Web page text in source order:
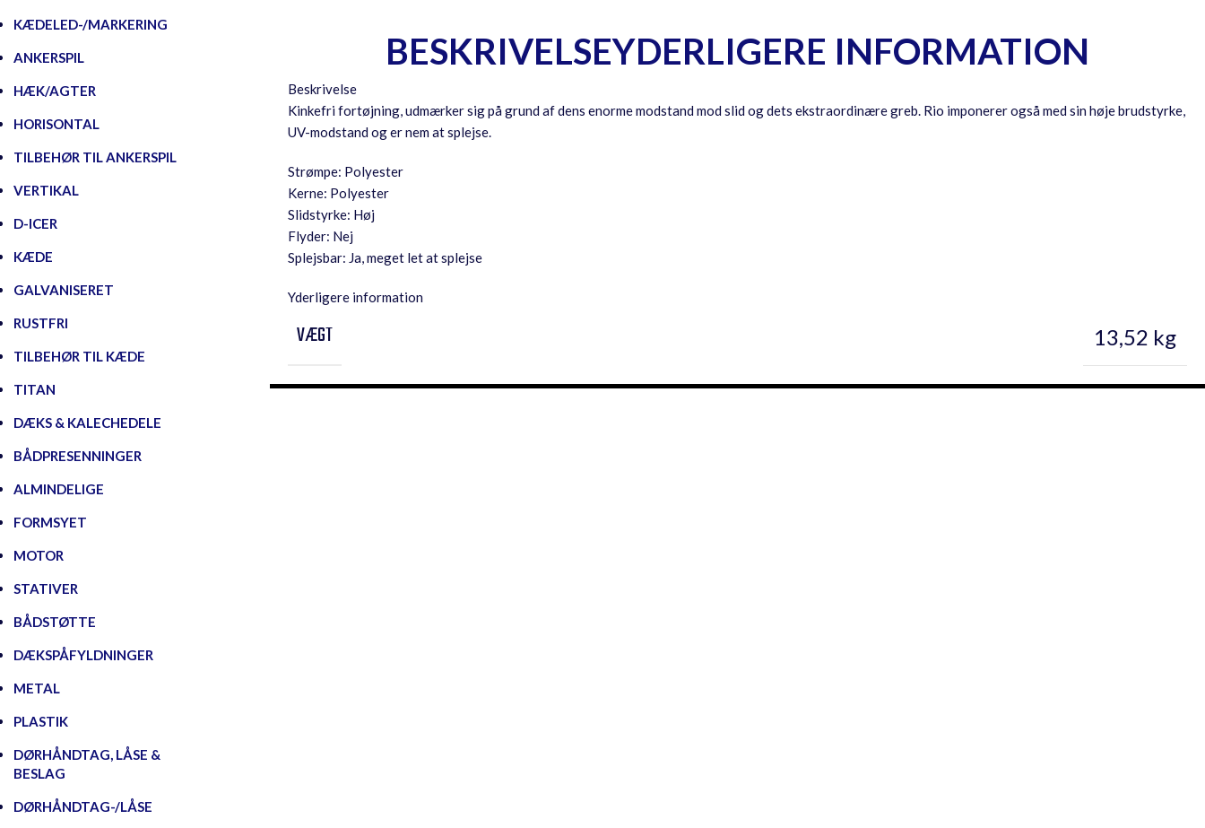
KÆDELED-/MARKERING
ANKERSPIL
HÆK/AGTER
HORISONTAL
TILBEHØR TIL ANKERSPIL
VERTIKAL
D-ICER
KÆDE
GALVANISERET
RUSTFRI
TILBEHØR TIL KÆDE
TITAN
DÆKS & KALECHEDELE
BÅDPRESENNINGER
ALMINDELIGE
FORMSYET
MOTOR
STATIVER
BÅDSTØTTE
DÆKSPÅFYLDNINGER
METAL
PLASTIK
DØRHÅNDTAG, LÅSE &
BESLAG
DØRHÅNDTAG-/LÅSE
BESKRIVELSEYDERLIGERE INFORMATION
Beskrivelse
Kinkefri fortøjning, udmærker sig på grund af dens enorme modstand mod slid og dets ekstraordinære greb. Rio imponerer også med sin høje brudstyrke,
UV-modstand og er nem at splejse.
Strømpe: Polyester
Kerne: Polyester
Slidstyrke: Høj
Flyder: Nej
Splejsbar: Ja, meget let at splejse
Yderligere information
VÆGT 13,52 kg